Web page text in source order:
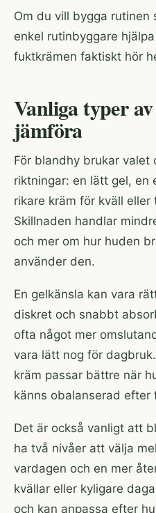
Om du vill bygga rutinen
enkel rutinbyggare
fuktkrämen faktiskt hör
Vanliga typer
jämföra
För blandhy brukar valet
riktningar: en lätt gel, en
rikare kräm för kväll eller
Skillnaden handlar
och mer om hur huden
använder den.
En gelkänsla kan vara
diskret och snabbt
ofta något mer
vara lätt nog för
kräm passar bättre när
känns obalanserad efter
Det är också vanligt att
ha två nivåer att välja
vardagen och en mer
kvällar eller kyligare
och kan anpassa efter